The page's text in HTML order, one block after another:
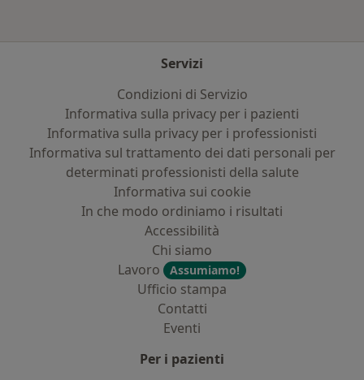
Servizi
Condizioni di Servizio
Informativa sulla privacy per i pazienti
Informativa sulla privacy per i professionisti
Informativa sul trattamento dei dati personali per
determinati professionisti della salute
Informativa sui cookie
In che modo ordiniamo i risultati
Accessibilità
Chi siamo
Lavoro
Assumiamo!
Ufficio stampa
Contatti
Eventi
Per i pazienti